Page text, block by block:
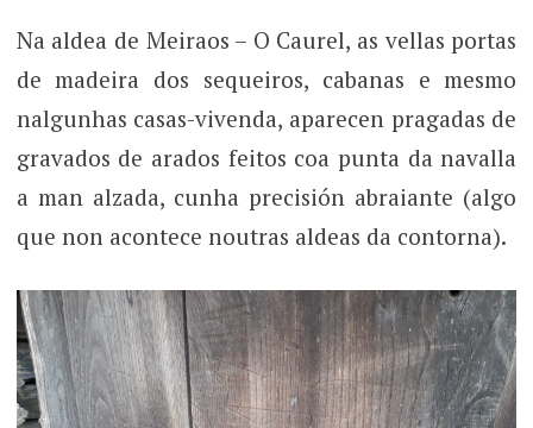
Na aldea de Meiraos – O Caurel, as vellas portas
de madeira dos sequeiros, cabanas e mesmo
nalgunhas casas-vivenda, aparecen pragadas de
gravados de arados feitos coa punta da navalla
a man alzada, cunha precisión abraiante (algo
que non acontece noutras aldeas da contorna).